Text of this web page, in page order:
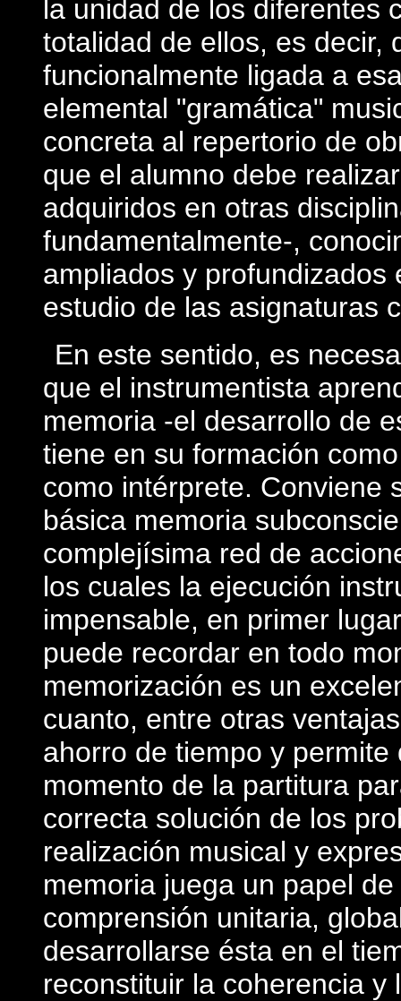
la unidad de los diferentes
totalidad de ellos, es decir,
funcionalmente ligada a
elemental "gramática"
concreta al repertorio de
que el alumno debe
adquiridos en otras
fundamentalmente-,
ampliados y
estudio de las asignaturas
En este sentido, es
que el instrumentista
memoria -el desarrollo de
tiene en su formación
como intérprete. Conviene
básica memoria
complejísima red de
los cuales la ejecución
impensable, en primer
puede recordar en todo
memorización es un
cuanto, entre otras
ahorro de tiempo y
momento de la partitura
correcta solución de los
realización musical y
memoria juega un papel
comprensión unitaria,
desarrollarse ésta en el
reconstituir la coherencia y